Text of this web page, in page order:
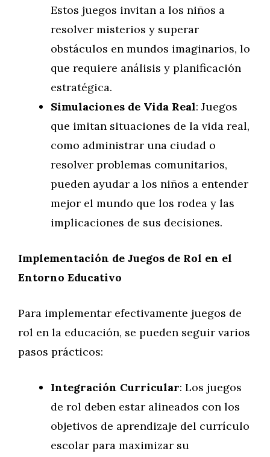
Estos juegos invitan a los niños a
resolver misterios y superar
obstáculos en mundos imaginarios, lo
que requiere análisis y planificación
estratégica.
Simulaciones de Vida Real: Juegos
que imitan situaciones de la vida real,
como administrar una ciudad o
resolver problemas comunitarios,
pueden ayudar a los niños a entender
mejor el mundo que los rodea y las
implicaciones de sus decisiones.
Implementación de Juegos de Rol en el
Entorno Educativo
Para implementar efectivamente juegos de
rol en la educación, se pueden seguir varios
pasos prácticos:
Integración Curricular: Los juegos
de rol deben estar alineados con los
objetivos de aprendizaje del currículo
escolar para maximizar su